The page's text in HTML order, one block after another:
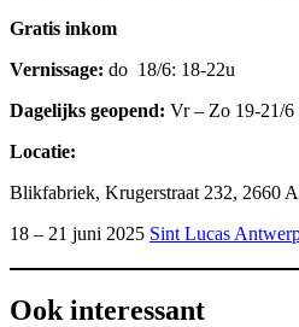
Gratis inkom
Vernissage: do 18/6: 18-22u
Dagelijks geopend: Vr – Zo 19-21/6
Locatie:
Blikfabriek, Krugerstraat 232, 2660
18 – 21 juni 2025 Sint Lucas
Ook interessant